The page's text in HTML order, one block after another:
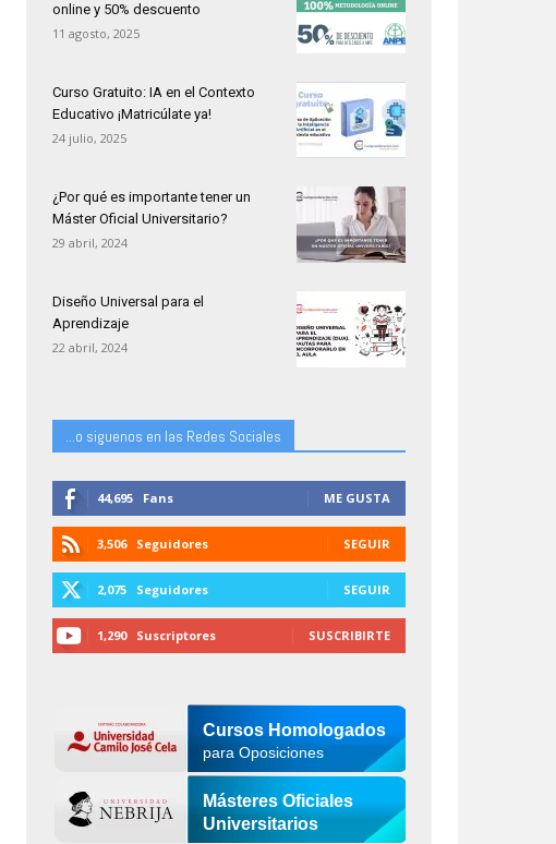
online y 50% descuento
11 agosto, 2025
Curso Gratuito: IA en el Contexto
Educativo ¡Matricúlate ya!
24 julio, 2025
¿Por qué es importante tener un
Máster Oficial Universitario?
29 abril, 2024
Diseño Universal para el
Aprendizaje
22 abril, 2024
...o siguenos en las Redes Sociales
44,695 Fans ME GUSTA
3,506 Seguidores SEGUIR
2,075 Seguidores SEGUIR
1,290 Suscriptores SUSCRIBIRTE
Cursos Homologados
para Oposiciones
Másteres Oficiales
Universitarios